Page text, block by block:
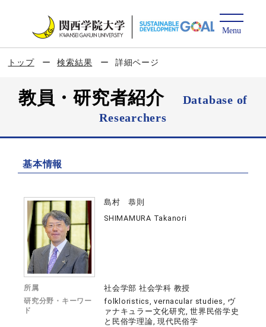
トップ 検索結果 詳細ページ
教員・研究者紹介
Database of
Researchers
基本情報
島村 恭則
SHIMAMURA Takanori
所属 社会学部 社会学科 教授
研究分野・キーワー
ド
folkloristics, vernacular studies, ヴ
ァナキュラー文化研究, 世界民俗学史
と民俗学理論, 現代民俗学